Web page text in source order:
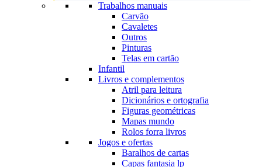
Trabalhos manuais
Carvão
Cavaletes
Outros
Pinturas
Telas em cartão
Infantil
Livros e complementos
Atril para leitura
Dicionários e ortografia
Figuras geométricas
Mapas mundo
Rolos forra livros
Jogos e ofertas
Baralhos de cartas
Capas fantasia lp